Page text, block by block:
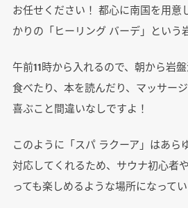
お任せください！ 都心に南国を用
かりの「ヒーリング バーデ」という
午前11時から入れるので、朝から岩
食べたり、本を読んだり、マッサー
喜ぶこと間違いなしですよ！
このように「スパ ラクーア」はあら
対応してくれるため、サウナ初心者
っても楽しめるような場所になってい